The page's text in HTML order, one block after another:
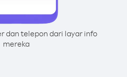
dan telepon dari layar info
mereka